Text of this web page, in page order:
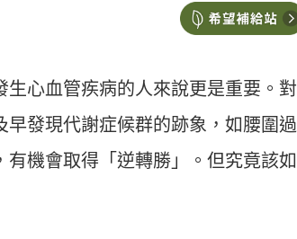
心血管疾病的人來說更是重要。對
早發現代謝症候群的跡象，如腰圍過
機會取得「逆轉勝」。但究竟該如